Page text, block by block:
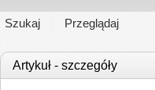
Szukaj Przeglądaj
Artykuł - szczegóły